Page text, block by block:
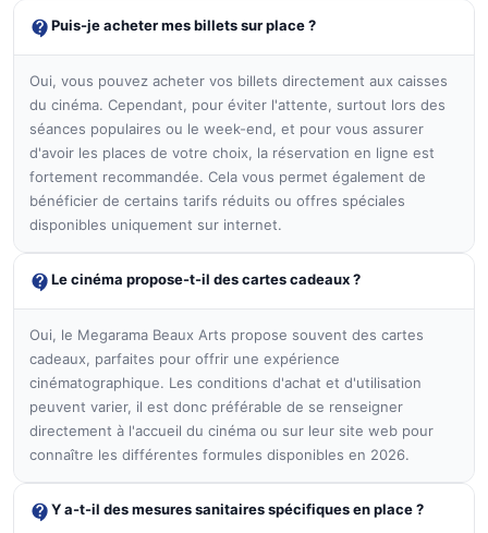
Puis-je acheter mes billets sur place ?
Oui, vous pouvez acheter vos billets directement aux caisses
du cinéma. Cependant, pour éviter l'attente, surtout lors des
séances populaires ou le week-end, et pour vous assurer
d'avoir les places de votre choix, la réservation en ligne est
fortement recommandée. Cela vous permet également de
bénéficier de certains tarifs réduits ou offres spéciales
disponibles uniquement sur internet.
Le cinéma propose-t-il des cartes cadeaux ?
Oui, le Megarama Beaux Arts propose souvent des cartes
cadeaux, parfaites pour offrir une expérience
cinématographique. Les conditions d'achat et d'utilisation
peuvent varier, il est donc préférable de se renseigner
directement à l'accueil du cinéma ou sur leur site web pour
connaître les différentes formules disponibles en 2026.
Y a-t-il des mesures sanitaires spécifiques en place ?